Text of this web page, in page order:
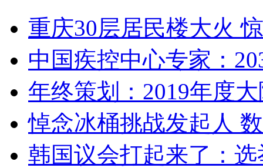
重庆30层居民楼大火
中国疾控中心专家：
年终策划：2019年度
悼念冰桶挑战发起人
韩国议会打起来了：